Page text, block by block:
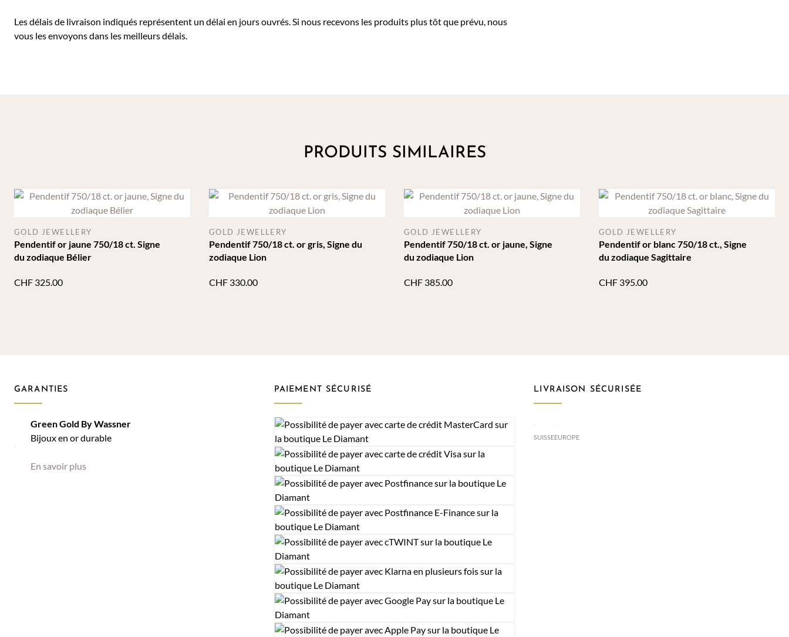
Les délais de livraison indiqués représentent un délai en jours ouvrés. Si nous recevons les produits plus tôt que prévu, nous
vous les envoyons dans les meilleurs délais.
PRODUITS SIMILAIRES
Pendentif or jaune 750/18 ct. Signe
du zodiaque Bélier
GOLD JEWELLERY
CHF 325.00
Pendentif 750/18 ct. or gris, Signe du
zodiaque Lion
GOLD JEWELLERY
CHF 330.00
Pendentif 750/18 ct. or jaune, Signe
du zodiaque Lion
GOLD JEWELLERY
CHF 385.00
Pendentif or blanc 750/18 ct., Signe
du zodiaque Sagittaire
GOLD JEWELLERY
CHF 395.00
GARANTIES
Green Gold By Wassner
Bijoux en or durable
En savoir plus
PAIEMENT SÉCURISÉ LIVRAISON SÉCURISÉE
SUISSEEUROPE